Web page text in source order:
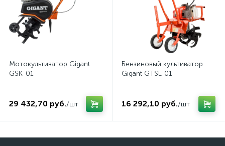
Мотокультиватор Gigant
GSK-01
29 432,70 руб./шт
Бензиновый культиватор
Gigant GTSL-01
16 292,10 руб./шт